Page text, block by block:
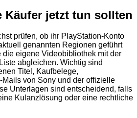
Käufer jetzt tun sollten
prüfen, ob ihr PlayStation-Konto
genannten Regionen geführt
eigene Videobibliothek mit der
abgleichen. Wichtig sind
Titel, Kaufbelege,
von Sony und der offizielle
Unterlagen sind entscheidend, falls
Kulanzlösung oder eine rechtliche